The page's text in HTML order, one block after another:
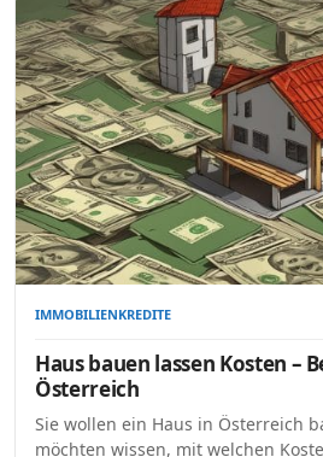
IMMOBILIENKREDITE
Haus bauen lassen Kosten –
Österreich
Sie wollen ein Haus in Österreich
möchten wissen, mit welchen